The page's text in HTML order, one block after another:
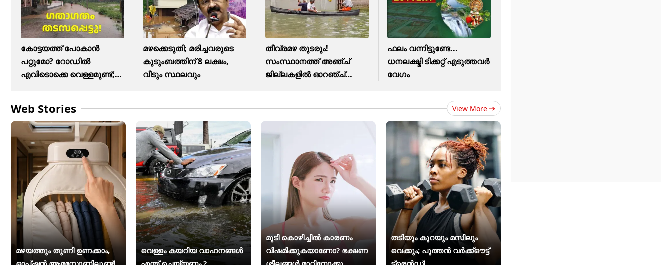
കോട്ടയത്ത് പോകാൻ
പറ്റുമോ? റോഡിൽ
എവിടൊക്കെ വെള്ളമുണ്ട്;
മഴക്കെടുതി; മരിച്ചവരുടെ
കുടുംബത്തിന് 8 ലക്ഷം,
വീടും സ്ഥലവും
തീവ്രമഴ തുടരും!
സംസ്ഥാനത്ത് അഞ്ച്
ജില്ലകളില്‍ ഓറഞ്ച്
ഫലം വന്നിട്ടുണ്ടേ...
ധനലക്ഷ്മി ടിക്കറ്റ് എടുത്തവർ
വേ​ഗം
Web Stories View More
മഴയത്തും തുണി ഉണക്കാം,
ഓപ്ഷൻ ആമസോണിലുണ്ട്!
വെള്ളം കയറിയ വാഹനങ്ങൾ
എന്ത് ചെയ്യണം ?
മുടി കൊഴിച്ചിൽ കാരണം
വിഷമിക്കുകയാണോ? ഭക്ഷണ
ശീലങ്ങൾ മാറ്റിനോക്കൂ
തടിയും കുറയും മസിലും
വെക്കും; പുത്തൻ വർക്ക്ഔട്ട്
ട്രെൻഡ്!